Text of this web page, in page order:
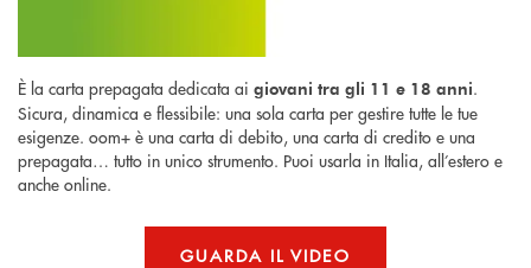
È la carta prepagata dedicata ai giovani tra gli 11 e 18 anni.
Sicura, dinamica e flessibile: una sola carta per gestire tutte le tue
esigenze. oom+ è una carta di debito, una carta di credito e una
prepagata… tutto in unico strumento. Puoi usarla in Italia, all’estero e
anche online.
GUARDA IL VIDEO